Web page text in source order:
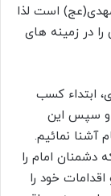
است لذا
در زمینه های
ابتداء کسب
و سپس این
آشنا نمائیم.
دشمنان امام را
خود را